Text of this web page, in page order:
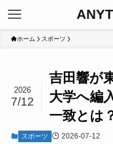
ホーム スポーツ
吉田響が
大学へ編
一致とは
2026
7/12
スポーツ 2026-07-12